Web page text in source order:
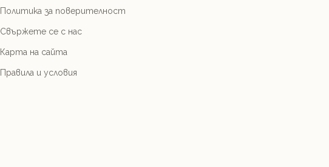
Политика за поверителност
Свържете се с нас
Карта на сайта
Правила и условия